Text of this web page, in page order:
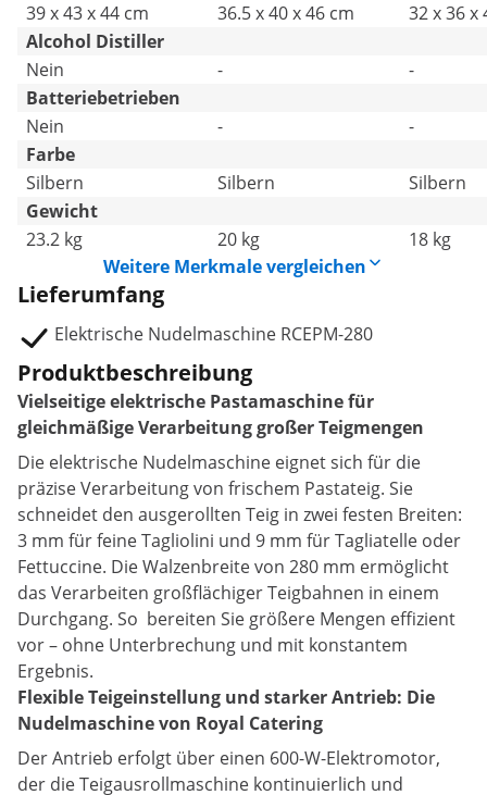
39 x 43 x 44 cm
36.5 x 40 x 46 cm
32 x 36 x
Alcohol Distiller
Nein
-
-
Batteriebetrieben
Nein
-
-
Farbe
Silbern
Silbern
Silbern
Gewicht
23.2 kg
20 kg
18 kg
Weitere Merkmale vergleichen
Lieferumfang
Elektrische Nudelmaschine RCEPM-280
Produktbeschreibung
Vielseitige elektrische Pastamaschine für
gleichmäßige Verarbeitung großer Teigmengen
Die elektrische Nudelmaschine eignet sich für die
präzise Verarbeitung von frischem Pastateig. Sie
schneidet den ausgerollten Teig in zwei festen Breiten:
3 mm für feine Tagliolini und 9 mm für Tagliatelle oder
Fettuccine. Die Walzenbreite von 280 mm ermöglicht
das Verarbeiten großflächiger Teigbahnen in einem
Durchgang. So bereiten Sie größere Mengen effizient
vor – ohne Unterbrechung und mit konstantem
Ergebnis.
Flexible Teigeinstellung und starker Antrieb: Die
Nudelmaschine von Royal Catering
Der Antrieb erfolgt über einen 600-W-Elektromotor,
der die Teigausrollmaschine kontinuierlich und